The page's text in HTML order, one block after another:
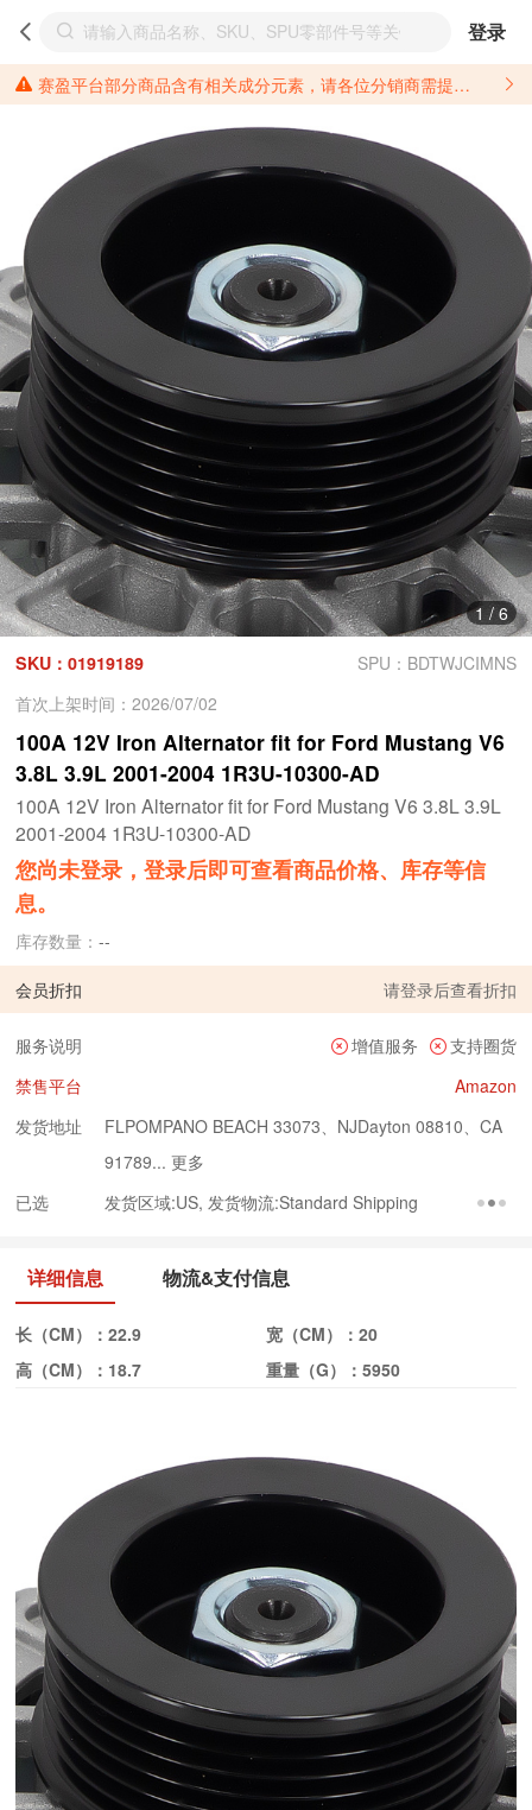
登录
赛盈平台部分商品含有相关成分元素，请各位分销商需提前了解产品材质情况，并针对其做好相关的风险把控，以免造成不必要的损失。 *美国加州65法案进一步规定了对于仅包含致癌物质，仅包含致生殖毒性物质，同时包含致癌物质和致生殖毒性物质，亦或是包含某一物质即为致癌物质又为致生殖毒性物质的产品的警示标语要求。 *新法案提供的警示标语修订并不是强制实施的，其只是避免昂贵诉讼的一种有效的方法。只要企业在保证其使用的另外的警示标语是“清晰和合理”并符合加州65法案要求的，那也是可以被接受的。*请充分了解第三方销售平台对商品上架规要求，并根据对应平台规则调整相关商品信息后进行上架，以免造成您不必要损失。 汽配产品上架注意事项： 不同第三方平台对于适配车型等信息的填写要求各有不同。例如：亚马逊明确禁止在产品标题、卖点和描述中直接使用适配车型的年份、品牌和型号信息；请您仔细研究并熟悉所销售平台关于汽配产品上架销售的具体规则，如果因上架的汽配产品信息填写不符合所销售平台要求，产生违规/侵权等问题所造成的损失需您自行承担。
1/ 6
SKU：01919189
SPU：BDTWJCIMNS
首次上架时间：2026/07/02
100A 12V Iron Alternator fit for Ford Mustang V6
3.8L 3.9L 2001-2004 1R3U-10300-AD
100A 12V Iron Alternator fit for Ford Mustang V6 3.8L 3.9L
2001-2004 1R3U-10300-AD
您尚未登录，登录后即可查看商品价格、库存等信
息。
库存数量：--
会员折扣 请登录后查看折扣
服务说明 增值服务
支持圈货
禁售平台
Amazon
发货地址
FLPOMPANO BEACH 33073、NJDayton 08810、CA
91789... 更多
已选
发货区域:US, 发货物流:Standard Shipping
详细信息 物流&支付信息
长（CM）：22.9 宽（CM）： 20
高（CM）： 18.7 重量（G）： 5950